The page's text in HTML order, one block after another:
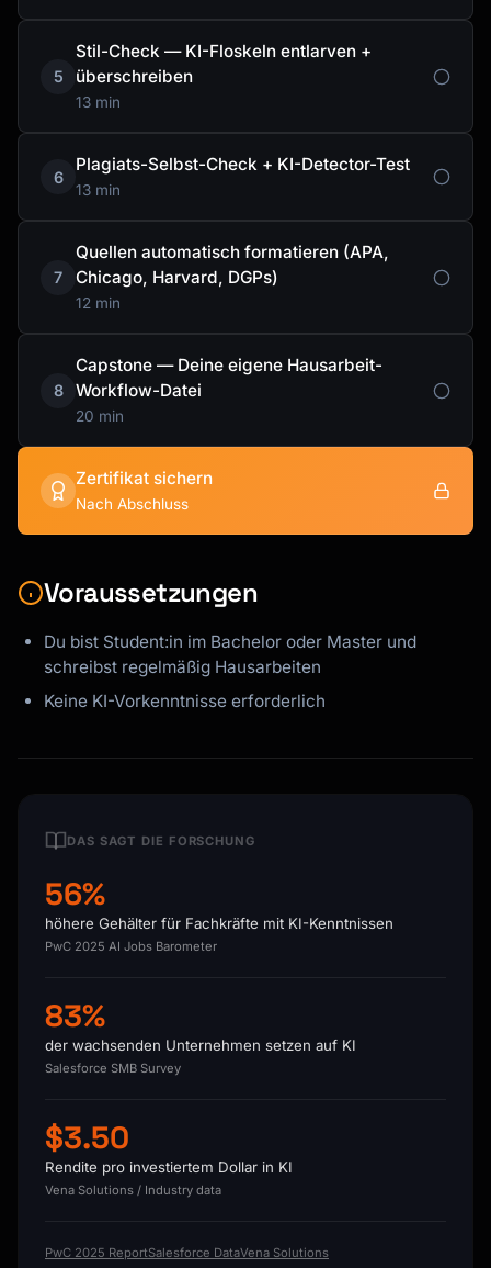
5
Stil-Check — KI-Floskeln entlarven +
überschreiben
13 min
6
Plagiats-Selbst-Check + KI-Detector-Test
13 min
7
Quellen automatisch formatieren (APA,
Chicago, Harvard, DGPs)
12 min
8
Capstone — Deine eigene Hausarbeit-
Workflow-Datei
20 min
Zertifikat sichern
Nach Abschluss
Voraussetzungen
Du bist Student:in im Bachelor oder Master und
schreibst regelmäßig Hausarbeiten
Keine KI-Vorkenntnisse erforderlich
DAS SAGT DIE FORSCHUNG
56%
höhere Gehälter für Fachkräfte mit KI-Kenntnissen
PwC 2025 AI Jobs Barometer
83%
der wachsenden Unternehmen setzen auf KI
Salesforce SMB Survey
$3.50
Rendite pro investiertem Dollar in KI
Vena Solutions / Industry data
PwC 2025 ReportSalesforce DataVena Solutions